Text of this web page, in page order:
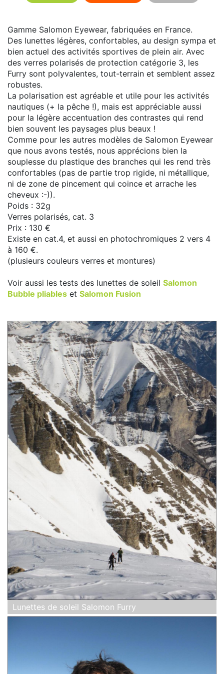
Gamme Salomon Eyewear, fabriquées en France.
Des lunettes légères, confortables, au design sympa et
bien actuel des activités sportives de plein air. Avec
des verres polarisés de protection catégorie 3, les
Furry sont polyvalentes, tout-terrain et semblent assez
robustes.
La polarisation est agréable et utile pour les activités
nautiques (+ la pêche !), mais est appréciable aussi
pour la légère accentuation des contrastes qui rend
bien souvent les paysages plus beaux !
Comme pour les autres modèles de Salomon Eyewear
que nous avons testés, nous apprécions bien la
souplesse du plastique des branches qui les rend très
confortables (pas de partie trop rigide, ni métallique,
ni de zone de pincement qui coince et arrache les
cheveux :-)).
Poids : 32g
Verres polarisés, cat. 3
Prix : 130 €
Existe en cat.4, et aussi en photochromiques 2 vers 4
à 160 €.
(plusieurs couleurs verres et montures)
Voir aussi les tests des lunettes de soleil Salomon
Bubble pliables et Salomon Fusion
Lunettes de soleil Salomon Furry